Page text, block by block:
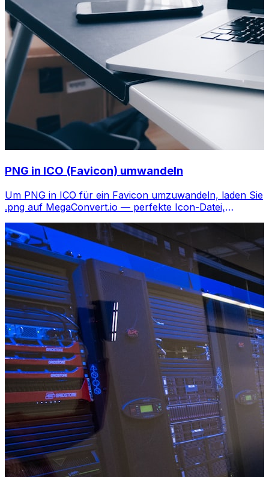
PNG in ICO (Favicon) umwandeln
Um PNG in ICO für ein Favicon umzuwandeln, laden Sie
.png auf MegaConvert.io — perfekte Icon-Datei,